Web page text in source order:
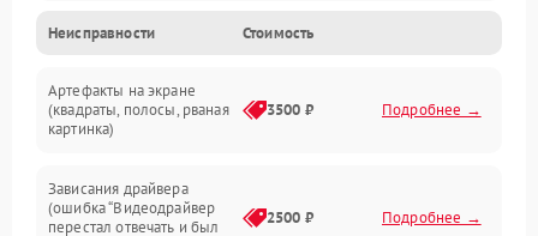
Перегрев и термопроблемы
Видео
Интерфейсные и коммуникационные проблемы
Неисправности Стоимость
Артефакты на экране
(квадраты, полосы, рваная
картинка)
3500 ₽ Подробнее →
Зависания драйвера
(ошибка “Видеодрайвер
перестал отвечать и был
2500 ₽ Подробнее →